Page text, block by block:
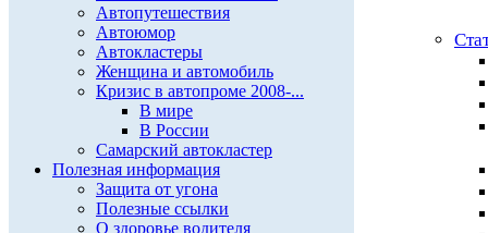
Автопутешествия
Автоюмор
Автокластеры
Женщина и автомобиль
Кризис в автопроме 2008-...
В мире
В России
Самарский автокластер
Полезная информация
Защита от угона
Полезные ссылки
О здоровье водителя